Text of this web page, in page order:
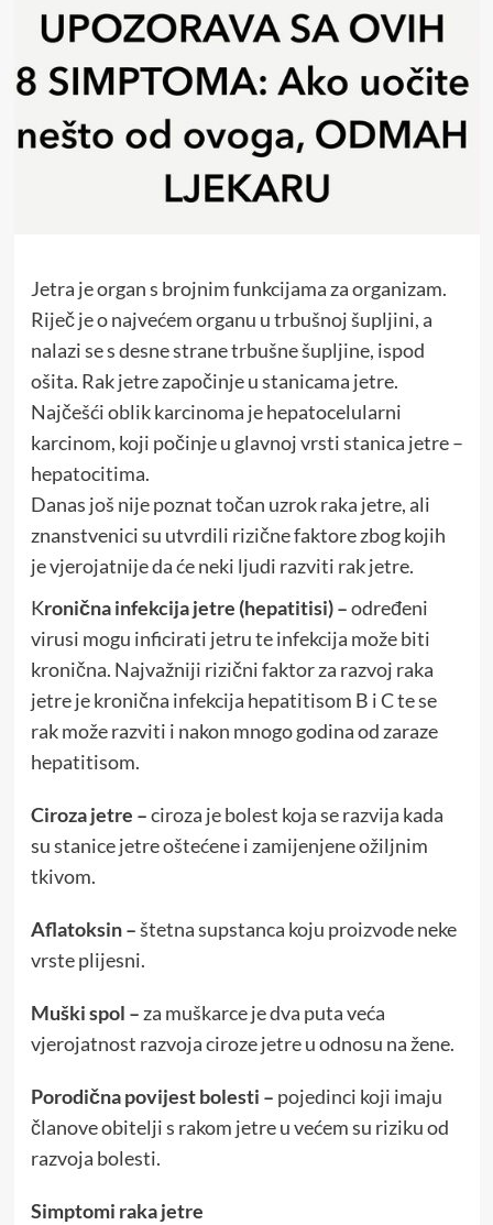
Jetra je organ s brojnim funkcijama za organizam.
Riječ je o najvećem organu u trbušnoj šupljini, a
nalazi se s desne strane trbušne šupljine, ispod
ošita. Rak jetre započinje u stanicama jetre.
Najčešći oblik karcinoma je hepatocelularni
karcinom, koji počinje u glavnoj vrsti stanica jetre –
hepatocitima.
Danas još nije poznat točan uzrok raka jetre, ali
znanstvenici su utvrdili rizične faktore zbog kojih
je vjerojatnije da će neki ljudi razviti rak jetre.
Kronična infekcija jetre (hepatitisi) –određeni
virusi mogu inficirati jetru te infekcija može biti
kronična. Najvažniji rizični faktor za razvoj raka
jetre je kronična infekcija hepatitisom B i C te se
rak može razviti i nakon mnogo godina od zaraze
hepatitisom.
Ciroza jetre –ciroza je bolest koja se razvija kada
su stanice jetre oštećene i zamijenjene ožiljnim
tkivom.
Aflatoksin –štetna supstanca koju proizvode neke
vrste plijesni.
Muški spol – za muškarce je dva puta veća
vjerojatnost razvoja ciroze jetre u odnosu na žene.
Porodična povijest bolesti – pojedinci koji imaju
članove obitelji s rakom jetre u većem su riziku od
razvoja bolesti.
Simptomi raka jetre